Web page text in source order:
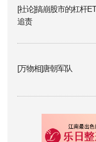
[社论]搞崩股市的杠杆
追责
[万物相]唐朝军队